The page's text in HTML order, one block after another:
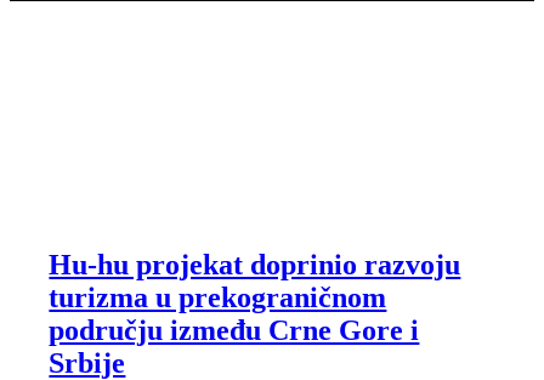
Hu-hu projekat doprinio razvoju
turizma u prekograničnom
području između Crne Gore i
Srbije